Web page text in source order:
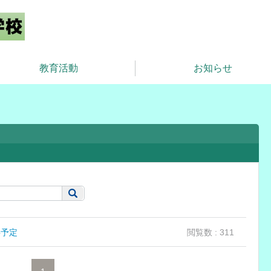
教育活動 お知らせ
定 閲覧数 : 311